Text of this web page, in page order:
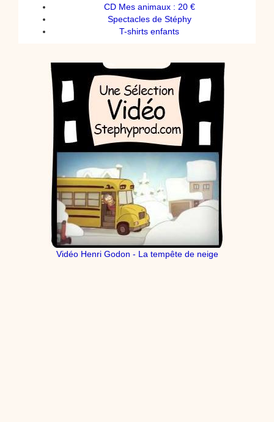
CD Mes animaux : 20 €
Spectacles de Stéphy
T-shirts enfants
Vidéo Henri Godon - La tempête de neige